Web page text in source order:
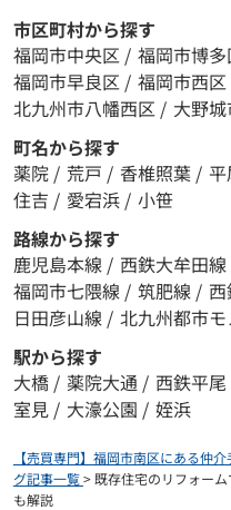
市区町村から探す
福岡市中央区 / 福岡市博多
福岡市早良区 / 福岡市西区
北九州市八幡西区 / 大野城
町名から探す
薬院 / 荒戸 / 香椎照葉 / 平
住吉 / 愛宕浜 / 小笹
路線から探す
鹿児島本線 / 西鉄大牟田線
福岡市七隈線 / 筑肥線 /
日田彦山線 / 北九州都市
駅から探す
大橋 / 薬院大通 / 西鉄平尾
室見 / 大濠公園 / 姪浜
【売買専門】福岡市南区にある仲
グ記事一覧> 既存住宅のリフォー
も解説